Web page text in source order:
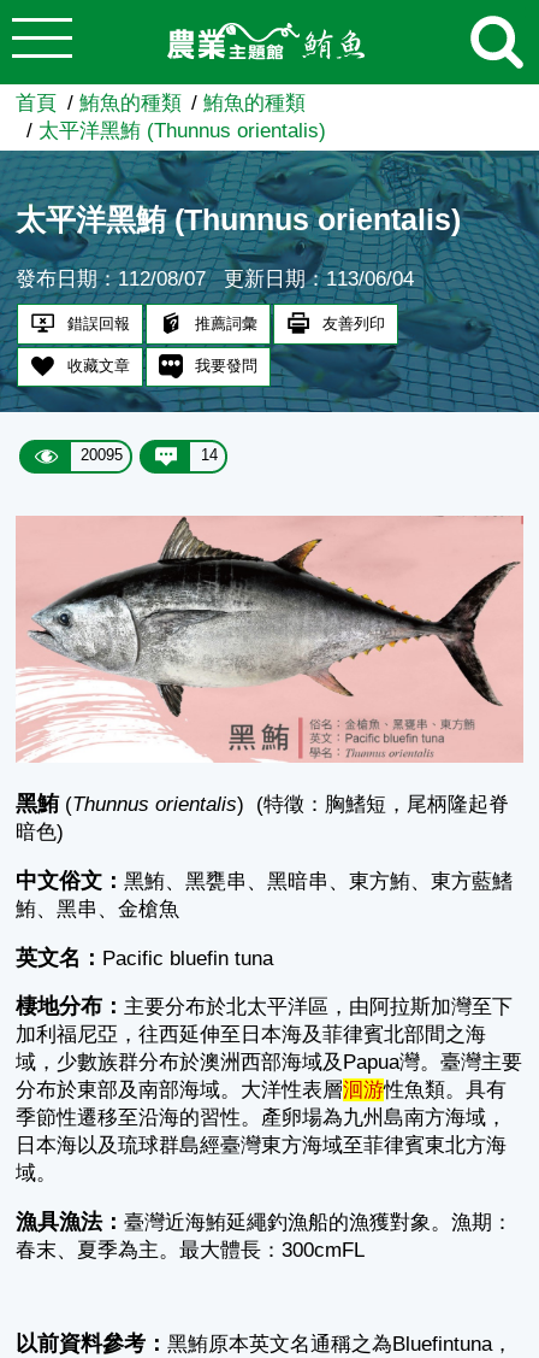
跳到主要內容
農業知識入口網
首頁 鮪魚的種類
鮪魚的種類
太平洋黑鮪 (Thunnus orientalis)
太平洋黑鮪 (Thunnus orientalis)
發布日期：112/08/07 更新日期：113/06/04
錯誤回報 推薦詞彙 友善列印
收藏文章 我要發問
20095 14
黑鮪(Thunnus orientalis) (特徵：胸鰭短，尾柄隆起脊
暗色)
中文俗文：黑鮪、黑甕串、黑暗串、東方鮪、東方藍鰭
鮪、黑串、金槍魚
英文名： Pacific bluefin tuna
棲地分布： 主要分布於北太平洋區，由阿拉斯加灣至下
加利福尼亞，往西延伸至日本海及菲律賓北部間之海
域，少數族群分布於澳洲西部海域及Papua灣。臺灣主要
分布於東部及南部海域。大洋性表層洄游性魚類。具有
季節性遷移至沿海的習性。產卵場為九州島南方海域，
日本海以及琉球群島經臺灣東方海域至菲律賓東北方海
域。
漁具漁法：臺灣近海鮪延繩釣漁船的漁獲對象。漁期：
春末、夏季為主。最大體長：300cmFL
以前資料參考：黑鮪原本英文名通稱之為Bluefintuna，